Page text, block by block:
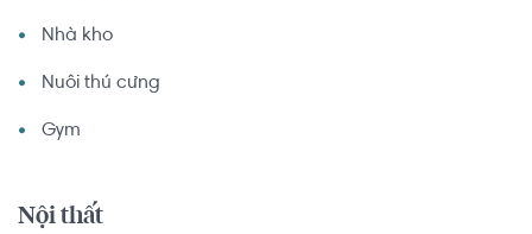
Nhà kho
Nuôi thú cưng
Gym
Nội thất